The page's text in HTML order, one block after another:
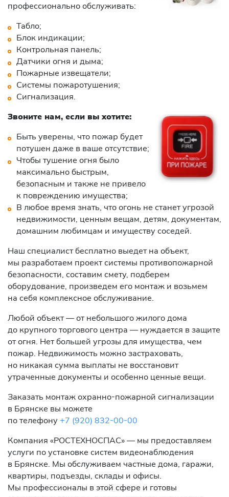
профессионально обслуживать:
Табло;
Блок индикации;
Контрольная панель;
Датчики огня и дыма;
Пожарные извещатели;
Системы пожаротушения;
Сигнализация.
Звоните нам, если вы хотите:
Быть уверены, что пожар будет
потушен даже в ваше отсутствие;
Чтобы тушение огня было
максимально быстрым,
безопасным и также не привело
к повреждению имущества;
В любое время знать, что огонь не станет угрозой
недвижимости, ценным вещам, детям, документам,
домашним любимцам и имуществу соседей.
Наш специалист бесплатно выедет на объект,
мы разработаем проект системы противопожарной
безопасности, составим смету, подберем
оборудование, произведем его монтаж и возьмем
на себя комплексное обслуживание.
Любой объект — от небольшого жилого дома
до крупного торгового центра — нуждается в защите
от огня. Нет большей угрозы для имущества, чем
пожар. Недвижимость можно застраховать,
но никакая сумма выплаты не восстановит
утраченные документы и особенно ценные вещи.
Заказать монтаж охранно-пожарной сигнализации
в Брянске вы можете
по телефону +7 (920) 832-00-00
Компания «РОСТЕХНОСПАС» — мы предоставляем
услуги по установке систем видеонаблюдения
в Брянске. Мы обслуживаем частные дома, гаражи,
квартиры, подъезды, склады и офисы.
Мы профессионалы в этой сфере и готовы